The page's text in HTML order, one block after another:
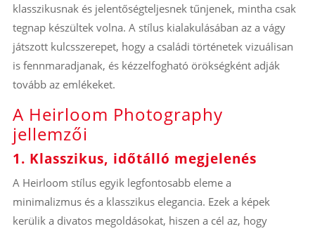
klasszikusnak és jelentőségteljesnek tűnjenek, mintha csak
tegnap készültek volna. A stílus kialakulásában az a vágy
játszott kulcsszerepet, hogy a családi történetek vizuálisan
is fennmaradjanak, és kézzelfogható örökségként adják
tovább az emlékeket.
A Heirloom Photography
jellemzői
1. Klasszikus, időtálló megjelenés
A Heirloom stílus egyik legfontosabb eleme a
minimalizmus és a klasszikus elegancia. Ezek a képek
kerülik a divatos megoldásokat, hiszen a cél az, hogy